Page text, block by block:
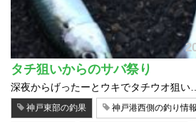
タチ狙いからのサバ祭り
深夜からげったーとウキでタチウオ狙い…
神戸東部の釣果 神戸港西側の釣り情報